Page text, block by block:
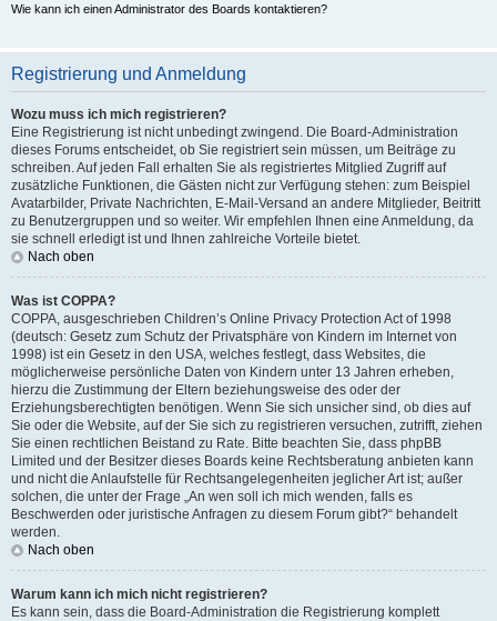
Wie kann ich einen Administrator des Boards kontaktieren?
Registrierung und Anmeldung
Wozu muss ich mich registrieren?
Eine Registrierung ist nicht unbedingt zwingend. Die Board-Administration
dieses Forums entscheidet, ob Sie registriert sein müssen, um Beiträge zu
schreiben. Auf jeden Fall erhalten Sie als registriertes Mitglied Zugriff auf
zusätzliche Funktionen, die Gästen nicht zur Verfügung stehen: zum Beispiel
Avatarbilder, Private Nachrichten, E-Mail-Versand an andere Mitglieder, Beitritt
zu Benutzergruppen und so weiter. Wir empfehlen Ihnen eine Anmeldung, da
sie schnell erledigt ist und Ihnen zahlreiche Vorteile bietet.
Nach oben
Was ist COPPA?
COPPA, ausgeschrieben Children’s Online Privacy Protection Act of 1998
(deutsch: Gesetz zum Schutz der Privatsphäre von Kindern im Internet von
1998) ist ein Gesetz in den USA, welches festlegt, dass Websites, die
möglicherweise persönliche Daten von Kindern unter 13 Jahren erheben,
hierzu die Zustimmung der Eltern beziehungsweise des oder der
Erziehungsberechtigten benötigen. Wenn Sie sich unsicher sind, ob dies auf
Sie oder die Website, auf der Sie sich zu registrieren versuchen, zutrifft, ziehen
Sie einen rechtlichen Beistand zu Rate. Bitte beachten Sie, dass phpBB
Limited und der Besitzer dieses Boards keine Rechtsberatung anbieten kann
und nicht die Anlaufstelle für Rechtsangelegenheiten jeglicher Art ist; außer
solchen, die unter der Frage „An wen soll ich mich wenden, falls es
Beschwerden oder juristische Anfragen zu diesem Forum gibt?“ behandelt
werden.
Nach oben
Warum kann ich mich nicht registrieren?
Es kann sein, dass die Board-Administration die Registrierung komplett